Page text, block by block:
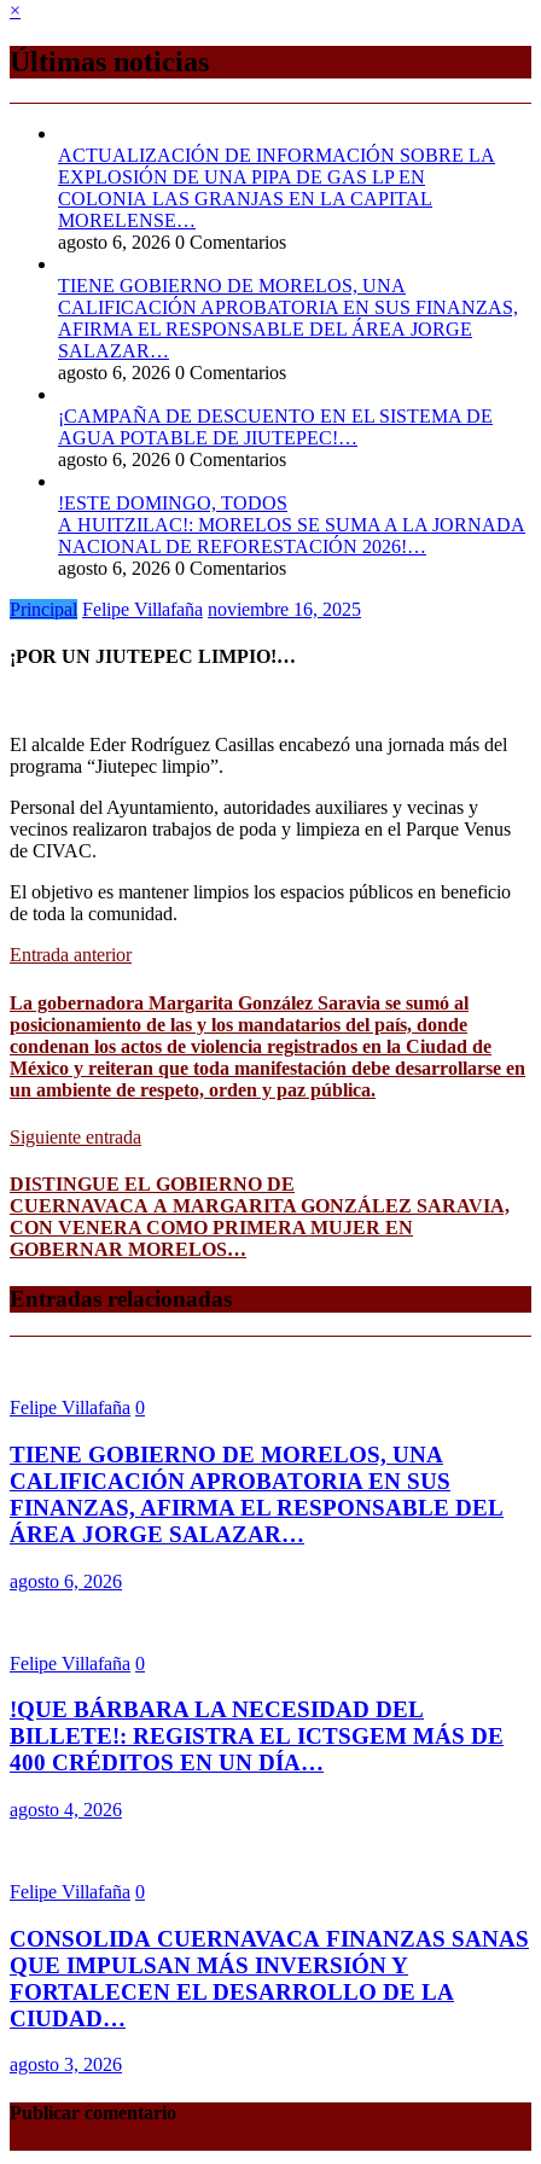
×
Últimas noticias
ACTUALIZACIÓN DE INFORMACIÓN SOBRE LA
EXPLOSIÓN DE UNA PIPA DE GAS LP EN
COLONIA LAS GRANJAS EN LA CAPITAL
MORELENSE…
agosto 6, 2026 0 Comentarios
TIENE GOBIERNO DE MORELOS, UNA
CALIFICACIÓN APROBATORIA EN SUS FINANZAS,
AFIRMA EL RESPONSABLE DEL ÁREA JORGE
SALAZAR…
agosto 6, 2026 0 Comentarios
¡CAMPAÑA DE DESCUENTO EN EL SISTEMA DE
AGUA POTABLE DE JIUTEPEC!…
agosto 6, 2026 0 Comentarios
!ESTE DOMINGO, TODOS
A HUITZILAC!: MORELOS SE SUMA A LA JORNADA
NACIONAL DE REFORESTACIÓN 2026!…
agosto 6, 2026 0 Comentarios
Principal Felipe Villafaña noviembre 16, 2025
¡POR UN JIUTEPEC LIMPIO!…
El alcalde Eder Rodríguez Casillas encabezó una jornada más del
programa “Jiutepec limpio”.
Personal del Ayuntamiento, autoridades auxiliares y vecinas y
vecinos realizaron trabajos de poda y limpieza en el Parque Venus
de CIVAC.
El objetivo es mantener limpios los espacios públicos en beneficio
de toda la comunidad.
Entrada anterior
La gobernadora Margarita González Saravia se sumó al
posicionamiento de las y los mandatarios del país, donde
condenan los actos de violencia registrados en la Ciudad de
México y reiteran que toda manifestación debe desarrollarse en
un ambiente de respeto, orden y paz pública.
Siguiente entrada
DISTINGUE EL GOBIERNO DE
CUERNAVACA A MARGARITA GONZÁLEZ SARAVIA,
CON VENERA COMO PRIMERA MUJER EN
GOBERNAR MORELOS…
Entradas relacionadas
Felipe Villafaña 0
TIENE GOBIERNO DE MORELOS, UNA
CALIFICACIÓN APROBATORIA EN SUS
FINANZAS, AFIRMA EL RESPONSABLE DEL
ÁREA JORGE SALAZAR…
agosto 6, 2026
Felipe Villafaña 0
!QUE BÁRBARA LA NECESIDAD DEL
BILLETE!: REGISTRA EL ICTSGEM MÁS DE
400 CRÉDITOS EN UN DÍA…
agosto 4, 2026
Felipe Villafaña 0
CONSOLIDA CUERNAVACA FINANZAS SANAS
QUE IMPULSAN MÁS INVERSIÓN Y
FORTALECEN EL DESARROLLO DE LA
CIUDAD…
agosto 3, 2026
Publicar comentario